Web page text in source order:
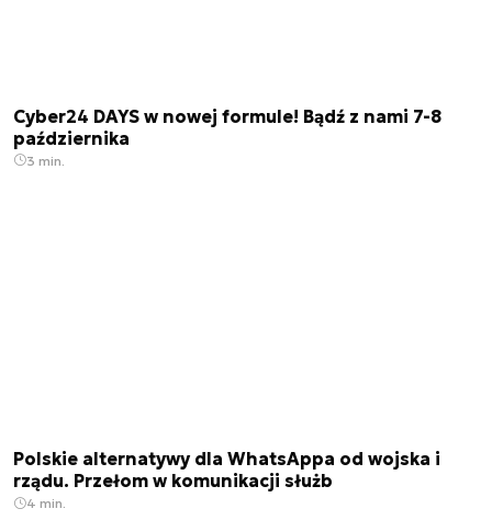
Cyber24 DAYS w nowej formule! Bądź z nami 7-8
października
3 min.
Polskie alternatywy dla WhatsAppa od wojska i
rządu. Przełom w komunikacji służb
4 min.